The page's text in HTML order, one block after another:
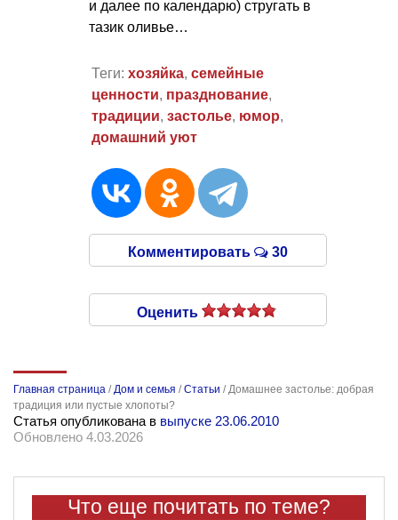
и далее по календарю) стругать в
тазик оливье…
Теги: хозяйка, семейные
ценности, празднование,
традиции, застолье, юмор,
домашний уют
Комментировать 30
Оценить
Главная страница /Дом и семья /Статьи /Домашнее застолье: добрая
традиция или пустые хлопоты?
Статья опубликована в выпуске 23.06.2010
Обновлено 4.03.2026
Что еще почитать по теме?